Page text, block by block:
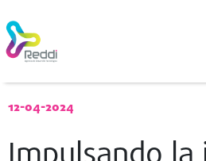
12-04-2024